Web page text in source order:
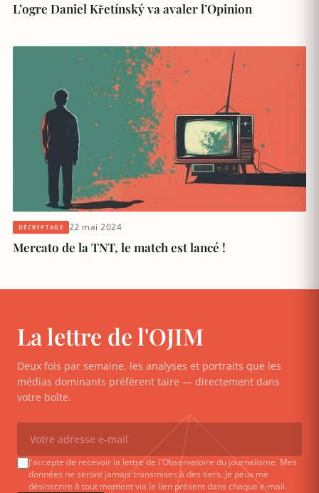
L’ogre Daniel Křetínský va avaler l’Opinion
DÉCRYPTAGE 22 mai 2024
Mercato de la TNT, le match est lancé !
La lettre de l'OJIM
Deux fois par semaine, les analyses et portraits que les
médias dominants préfèrent taire — directement dans
votre boîte.
J'accepte de recevoir la lettre de l'Observatoire du journalisme. Mes
données ne seront jamais transmises à des tiers. Je peux me
désinscrire à tout moment via le lien présent dans chaque e-mail.